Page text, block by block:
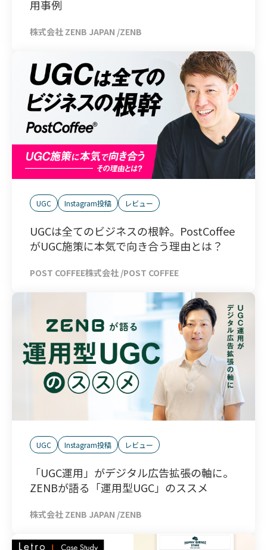
用事例
株式会社 ZENB JAPAN /ZENB
UGC Instagram投稿 レビュー
UGCは全てのビジネスの根幹。PostCoffee
がUGC施策に本気で向き合う理由とは？
POST COFFEE株式会社 /POST COFFEE
UGC Instagram投稿 レビュー
「UGC運用」がデジタル広告拡張の軸に。
ZENBが語る「運用型UGC」のススメ
株式会社 ZENB JAPAN /ZENB